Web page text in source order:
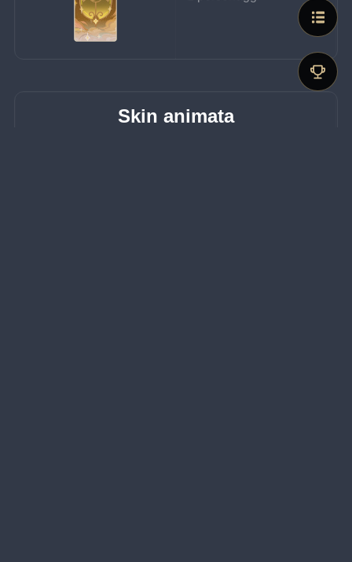
Skin animata